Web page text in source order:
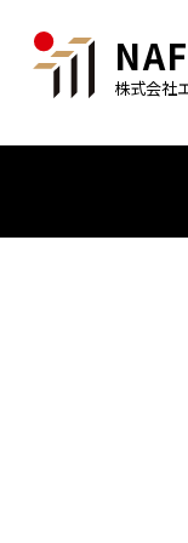
株式会社